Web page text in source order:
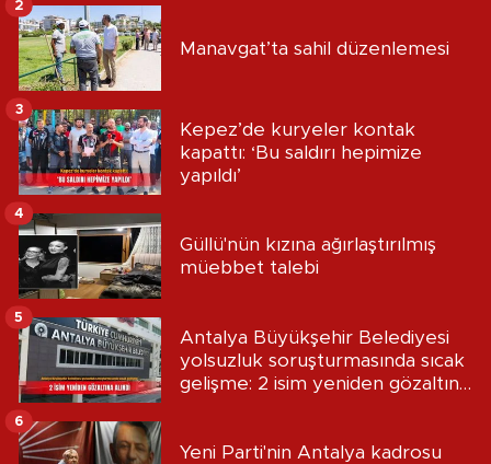
Manavgat’ta sahil düzenlemesi
2
Kepez’de kuryeler kontak
kapattı: ‘Bu saldırı hepimize
yapıldı’
3
Güllü'nün kızına ağırlaştırılmış
müebbet talebi
4
Antalya Büyükşehir Belediyesi
yolsuzluk soruşturmasında sıcak
gelişme: 2 isim yeniden gözaltına
5
Yeni Parti'nin Antalya kadrosu
6